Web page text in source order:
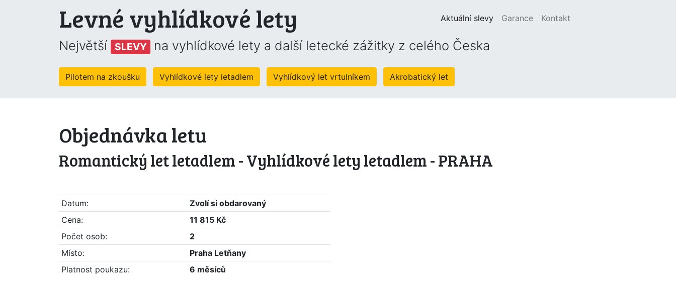
Levné vyhlídkové lety Aktuální slevy(current)
Garance Kontakt
Největší SLEVY na vyhlídkové lety a další letecké zážitky z celého Česka
Pilotem na zkoušku Vyhlídkové lety letadlem Vyhlídkový let vrtulníkem Akrobatický let
Objednávka letu
Romantický let letadlem - Vyhlídkové lety letadlem - PRAHA
Datum:
Zvolí si obdarovaný
Cena:
11 815 Kč
Počet osob:
2
Místo:
Praha Letňany
Platnost poukazu:
6 měsíců